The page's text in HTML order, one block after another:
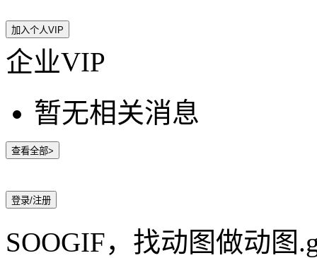
加入个人VIP
企业VIP
暂无相关消息
查看全部>
登录/注册
SOOGIF，找动图做动图